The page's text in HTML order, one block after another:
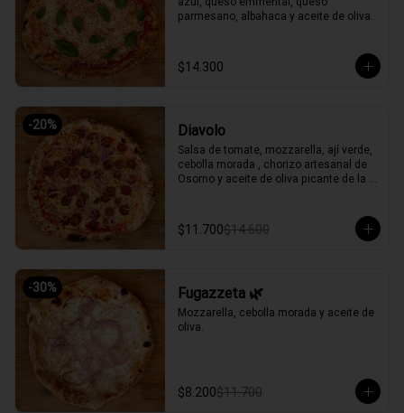
parmesano, albahaca y aceite de oliva.
$14.300
-20% Diavolo
Salsa de tomate, mozzarella, ají verde,
cebolla morada , chorizo artesanal de
Osorno y aceite de oliva picante de la
$11.700$14.600
-30% Fugazzeta 🌿
Mozzarella, cebolla morada y aceite de
oliva.
$8.200$11.700